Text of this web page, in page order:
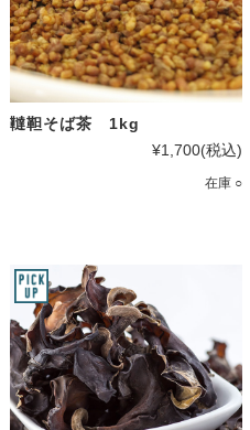
韃靼そば茶 1kg
¥1,700(税込)
在庫 ○